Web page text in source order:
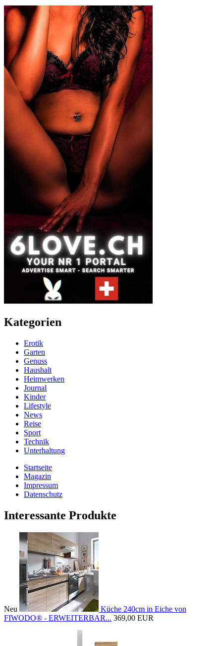
Kategorien
Erotik
Garten
Genuss
Haushalt
Heimwerken
Journal
Kinder
Lifestyle
News
Reise
Sport
Technik
Unterhaltung
Startseite
Magazin
Impressum
Datenschutz
Interessante Produkte
Neu
Küche 240cm in Eiche von
FIWODO® - ERWEITERBAR... 369,00 EUR